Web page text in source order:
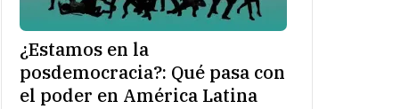
¿Estamos en la
posdemocracia?: Qué pasa con
el poder en América Latina